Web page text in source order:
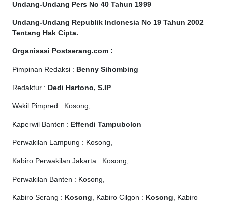
Undang-Undang Pers No 40 Tahun 1999
Undang-Undang Republik Indonesia No 19 Tahun 2002
Tentang Hak Cipta.
Organisasi Postserang.com :
Pimpinan Redaksi : Benny Sihombing
Redaktur : Dedi Hartono, S.IP
Wakil Pimpred : Kosong,
Kaperwil Banten : Effendi Tampubolon
Perwakilan Lampung : Kosong,
Kabiro Perwakilan Jakarta : Kosong,
Perwakilan Banten : Kosong,
Kabiro Serang : Kosong, Kabiro Cilgon : Kosong, Kabiro